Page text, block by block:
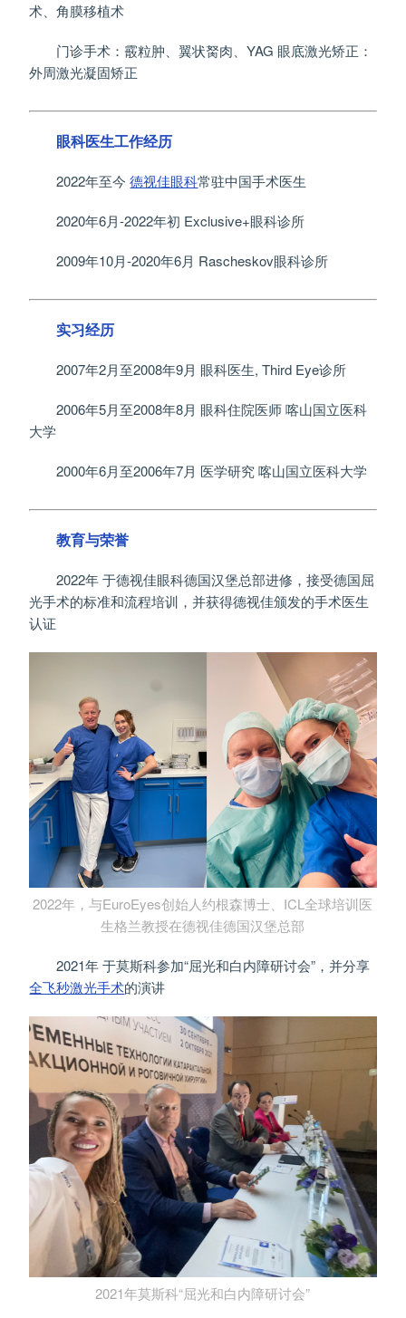
术、角膜移植术
门诊手术：霰粒肿、翼状胬肉、YAG 眼底激光矫正：
外周激光凝固矫正
眼科医生工作经历
2022年至今德视佳眼科常驻中国手术医生
2020年6月-2022年初 Exclusive+眼科诊所
2009年10月-2020年6月 Rascheskov眼科诊所
实习经历
2007年2月至2008年9月 眼科医生, Third Eye诊所
2006年5月至2008年8月 眼科住院医师 喀山国立医科
大学
2000年6月至2006年7月 医学研究 喀山国立医科大学
教育与荣誉
2022年 于德视佳眼科德国汉堡总部进修，接受德国屈
光手术的标准和流程培训，并获得德视佳颁发的手术医生
认证
2022年，与EuroEyes创始人约根森博士、ICL全球培训医
生格兰教授在德视佳德国汉堡总部
2021年 于莫斯科参加“屈光和白内障研讨会”，并分享
全飞秒激光手术的演讲
2021年莫斯科“屈光和白内障研讨会”